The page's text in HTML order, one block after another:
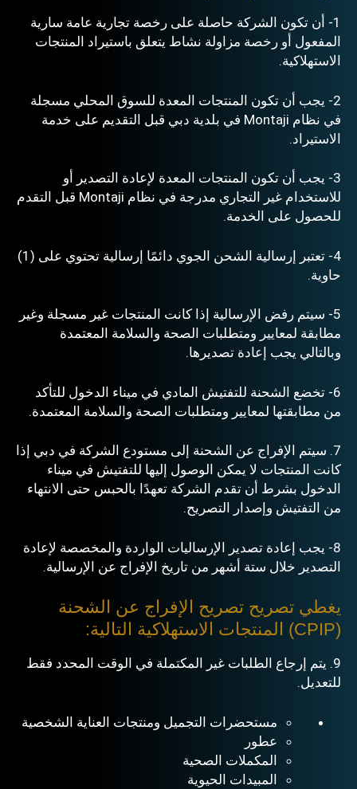
1- أن تكون الشركة حاصلة على رخصة تجارية عامة سارية
المفعول أو رخصة مزاولة نشاط يتعلق باستيراد المنتجات
الاستهلاكية.
2- يجب أن تكون المنتجات المعدة للسوق المحلي مسجلة
في نظام Montaji في
بلدية دبي قبل التقديم على خدمة
الاستيراد.
3- يجب أن تكون المنتجات المعدة لإعادة التصدير أو
للاستخدام غير التجاري مدرجة في نظام Montaji قبل التقدم
للحصول على الخدمة.
4- تعتبر إرسالية الشحن الجوي دائمًا إرسالية تحتوي على (1)
حاوية.
5- سيتم رفض الإرسالية إذا كانت المنتجات غير مسجلة وغير
مطابقة لمعايير ومتطلبات الصحة والسلامة المعتمدة
وبالتالي يجب إعادة تصديرها.
6- تخضع الشحنة للتفتيش المادي في ميناء الدخول للتأكد
من مطابقتها لمعايير ومتطلبات الصحة والسلامة المعتمدة.
7. سيتم الإفراج عن الشحنة إلى مستودع الشركة في دبي إذا
كانت المنتجات لا يمكن الوصول إليها للتفتيش في ميناء
الدخول بشرط أن تقدم الشركة تعهدًا بالحبس حتى الانتهاء
من التفتيش وإصدار التصريح.
8- يجب إعادة تصدير الإرساليات الواردة والمخصصة لإعادة
التصدير خلال ستة أشهر من تاريخ الإفراج عن الإرسالية.
يغطي تصريح تصريح الإفراج عن الشحنة
(CPIP) المنتجات الاستهلاكية التالية:
9. يتم إرجاع الطلبات غير المكتملة في الوقت المحدد فقط
للتعديل.
مستحضرات التجميل ومنتجات العناية الشخصية
عطور
المكملات الصحية
المبيدات الحيوية